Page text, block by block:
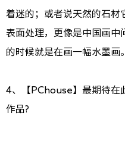
着迷的；或者说天然的石材
表面处理，更像是中国画中
的时候就是在画一幅水墨画。
4、【PChouse】最期待在
作品?